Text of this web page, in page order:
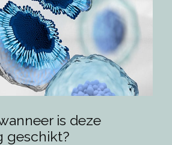
is deze
geschikt?